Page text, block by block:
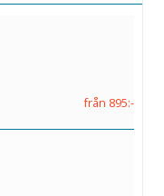
från 895:-